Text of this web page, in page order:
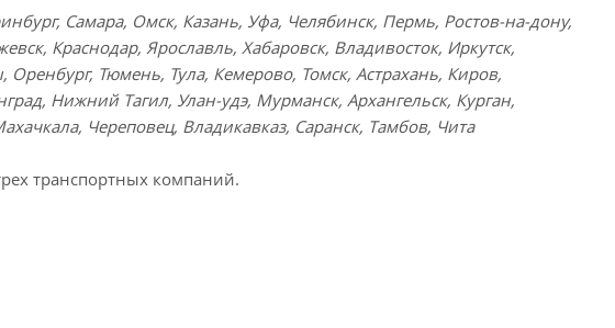
Самара, Омск, Казань, Уфа, Челябинск, Пермь, Ростов-на-дону,
Краснодар, Ярославль, Хабаровск, Владивосток, Иркутск,
Тюмень, Тула, Кемерово, Томск, Астрахань, Киров,
Нижний Тагил, Улан-удэ, Мурманск, Архангельск, Курган,
Череповец, Владикавказ, Саранск, Тамбов, Чита
транспортных компаний.